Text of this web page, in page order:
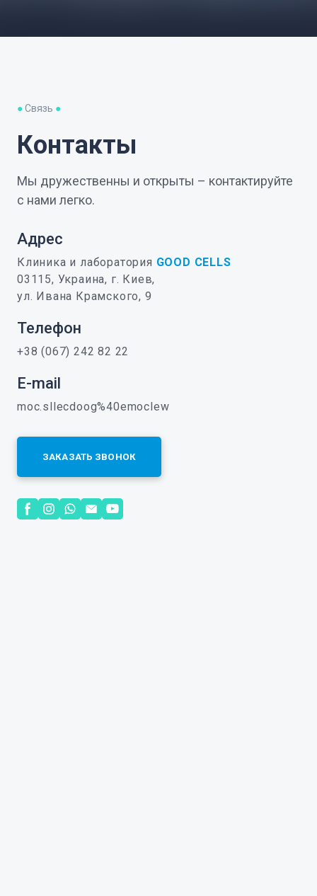
●Связь ●
Контакты
Мы дружественны и открыты – контактируйте
с нами легко.
Адрес
Клиника и лаборатория GOOD CELLS
03115, Украина, г. Киев,
ул. Ивана Крамского, 9
Телефон
+38 (067) 242 82 22
E-mail
moc.sllecdoog%40emoclew
ЗАКАЗАТЬ ЗВОНОК